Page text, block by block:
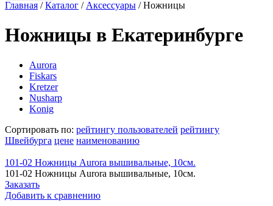
Главная /Каталог / Аксессуары /Ножницы
Ножницы в Екатеринбурге
Aurora
Fiskars
Kretzer
Nusharp
Konig
Сортировать по: рейтингу пользователей рейтингу
Швейбурга цене наименованию
101-02 Ножницы Aurora вышивальные, 10см.
101-02 Ножницы Aurora вышивальные, 10см.
Заказать
Добавить к сравнению